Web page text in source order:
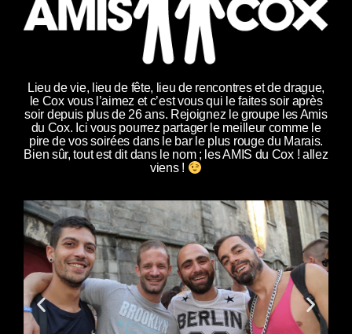
Lieu de vie, lieu de fête, lieu de rencontres et de drague,
le Cox vous l’aimez et c’est vous qui le faites soir après
soir depuis plus de 26 ans. Rejoignez le groupe les Amis
du Cox. Ici vous pourrez partager le meilleur comme le
pire de vos soirées dans le bar le plus rouge du Marais.
Bien sûr, tout est dit dans le nom ; les AMIS du Cox ! allez
viens !